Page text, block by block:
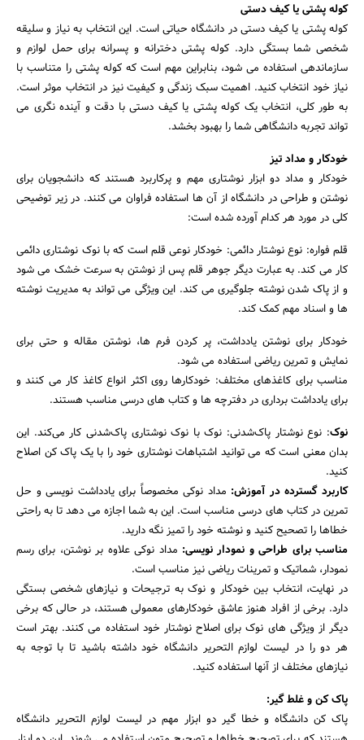
کوله پشتی یا کیف دستی
کوله پشتی یا کیف دستی در دانشگاه حیاتی است. این انتخاب به نیاز و سلیقه
شخصی شما بستگی دارد. کوله پشتی دخترانه و پسرانه برای حمل لوازم و
سازماندهی استفاده می شود، بنابراین مهم است که کوله پشتی را متناسب با
نیاز خود انتخاب کنید. اهمیت سبک زندگی و کیفیت نیز در انتخاب موثر است.
به طور کلی، انتخاب یک کوله پشتی یا کیف دستی با دقت و آینده نگری می
تواند تجربه دانشگاهی شما را بهبود بخشد.
خودکار و مداد تیز
خودکار و مداد دو ابزار نوشتاری مهم و پرکاربرد هستند که دانشجویان برای
نوشتن و طراحی در دانشگاه از آن ها استفاده فراوان می کنند. در زیر توضیحی
کلی در مورد هر کدام آورده شده است:
قلم فواره: نوع نوشتار دائمی: خودکار نوعی قلم است که با نوک نوشتاری دائمی
کار می کند. به عبارت دیگر جوهر قلم پس از نوشتن به سرعت خشک می شود
و از پاک شدن نوشته جلوگیری می کند. این ویژگی می تواند به مدیریت نوشته
ها و اسناد مهم کمک کند.
خودکار برای نوشتن یادداشت، پر کردن فرم ها، نوشتن مقاله و حتی برای
نمایش و تمرین ریاضی استفاده می شود.
مناسب برای کاغذهای مختلف: خودکارها روی اکثر انواع کاغذ کار می کنند و
برای یادداشت برداری در دفترچه ها و کتاب های درسی مناسب هستند.
نوک: نوع نوشتار پاک‌شدنی: نوک با نوک نوشتاری پاک‌شدنی کار می‌کند. این
بدان معنی است که می توانید اشتباهات نوشتاری خود را با یک پاک کن اصلاح
کنید.
کاربرد گسترده در آموزش: مداد نوکی مخصوصاً برای یادداشت نویسی و حل
تمرین در کتاب های درسی مناسب است. این به شما اجازه می دهد تا به راحتی
خطاها را تصحیح کنید و نوشته خود را تمیز نگه دارید.
مناسب برای طراحی و نمودار نویسی: مداد نوکی علاوه بر نوشتن، برای رسم
نمودار، شماتیک و تمرینات ریاضی نیز مناسب است.
در نهایت، انتخاب بین خودکار و نوک به ترجیحات و نیازهای شخصی بستگی
دارد. برخی از افراد هنوز عاشق خودکارهای معمولی هستند، در حالی که برخی
دیگر از ویژگی های نوک برای اصلاح نوشتار خود استفاده می کنند. بهتر است
هر دو را در لیست لوازم التحریر دانشگاه خود داشته باشید تا با توجه به
نیازهای مختلف از آنها استفاده کنید.
پاک کن و غلط گیر:
پاک کن دانشگاه و خطا گیر دو ابزار مهم در لیست لوازم التحریر دانشگاه